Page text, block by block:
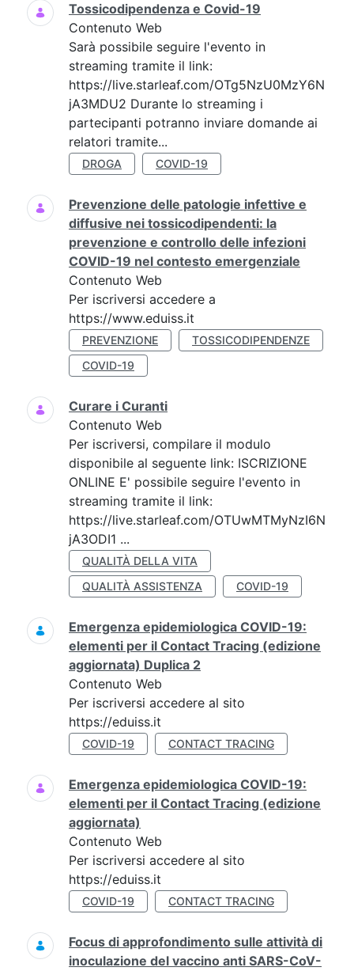
Tossicodipendenza e Covid-19
Contenuto Web
Sarà possibile seguire l'evento in
streaming tramite il link:
https://live.starleaf.com/OTg5NzU0MzY6N
jA3MDU2 Durante lo streaming i
partecipanti potranno inviare domande ai
relatori tramite...
DROGA COVID-19
Prevenzione delle patologie infettive e
diffusive nei tossicodipendenti: la
prevenzione e controllo delle infezioni
COVID-19 nel contesto emergenziale
Contenuto Web
Per iscriversi accedere a
https://www.eduiss.it
PREVENZIONE
TOSSICODIPENDENZE
COVID-19
Curare i Curanti
Contenuto Web
Per iscriversi, compilare il modulo
disponibile al seguente link: ISCRIZIONE
ONLINE E' possibile seguire l'evento in
streaming tramite il link:
https://live.starleaf.com/OTUwMTMyNzI6N
jA3ODI1 ...
QUALITÀ DELLA VITA
QUALITÀ ASSISTENZA
COVID-19
Emergenza epidemiologica COVID-19:
elementi per il Contact Tracing (edizione
aggiornata) Duplica 2
Contenuto Web
Per iscriversi accedere al sito
https://eduiss.it
COVID-19 CONTACT TRACING
Emergenza epidemiologica COVID-19:
elementi per il Contact Tracing (edizione
aggiornata)
Contenuto Web
Per iscriversi accedere al sito
https://eduiss.it
COVID-19 CONTACT TRACING
Focus di approfondimento sulle attività di
inoculazione del vaccino anti SARS-CoV-